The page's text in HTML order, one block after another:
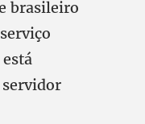
brasileiro